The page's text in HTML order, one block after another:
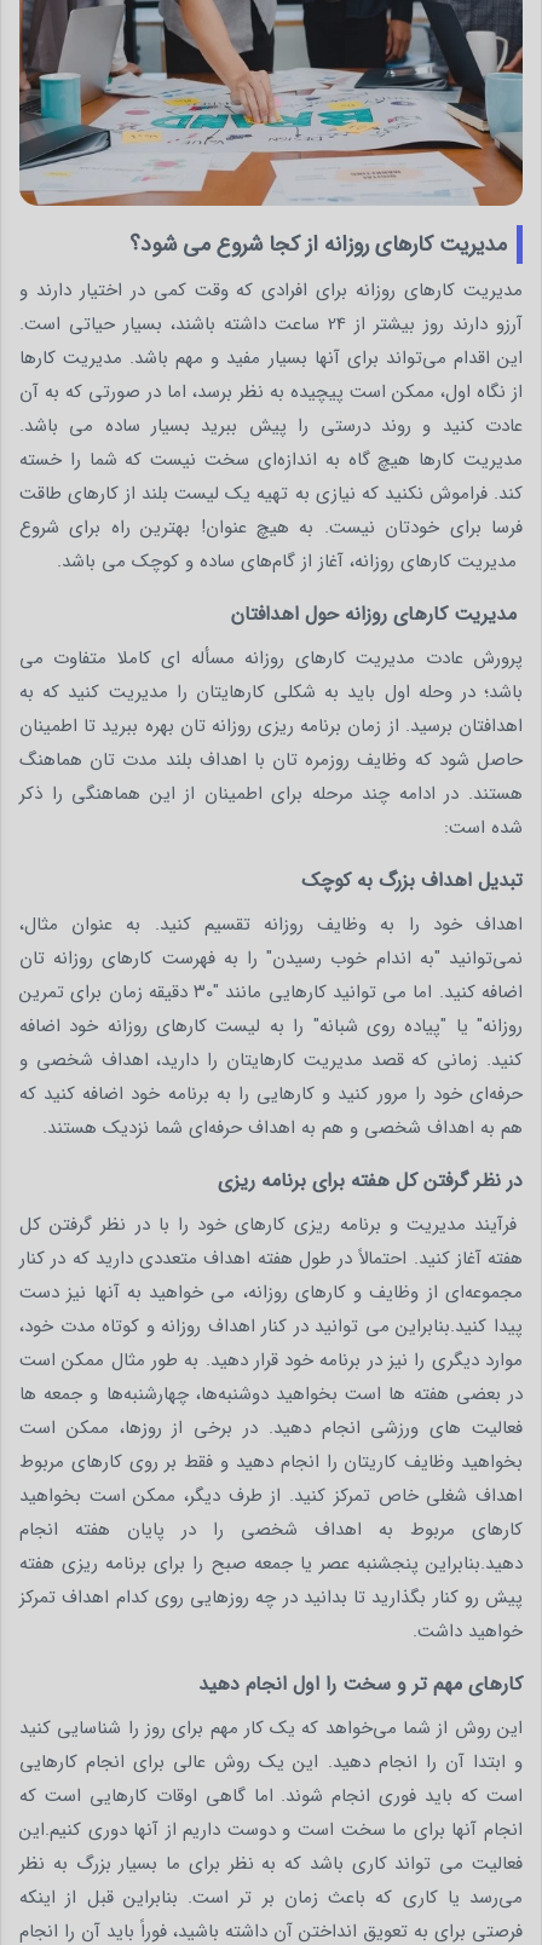
مدیریت کارهای روزانه از کجا شروع می شود؟
مدیریت کارهای روزانه برای افرادی که وقت کمی در اختیار دارند و
آرزو دارند روز بیشتر از 24 ساعت داشته باشند، بسیار حیاتی است.
این اقدام می‌تواند برای آنها بسیار مفید و مهم باشد. مدیریت کارها
از نگاه اول، ممکن است پیچیده به نظر برسد، اما در صورتی که به آن
عادت کنید و روند درستی را پیش ببرید بسیار ساده می باشد.
مدیریت کارها هیچ‌ گاه به اندازه‌ای سخت نیست که شما را خسته
کند. فراموش نکنید که نیازی به تهیه یک لیست بلند از کارهای طاقت
‌فرسا برای خودتان نیست. به هیچ عنوان! بهترین راه برای شروع
مدیریت کارهای روزانه، آغاز از گام‌های ساده و کوچک می باشد.
مدیریت کارهای روزانه حول اهدافتان
پرورش عادت مدیریت کارهای روزانه مسأله ‌ای کاملا متفاوت می
باشد؛ در وحله اول باید به شکلی کارهایتان را مدیریت کنید که به
اهدافتان برسید. از زمان برنامه ‌ریزی روزانه‌ تان بهره ببرید تا اطمینان
حاصل شود که وظایف روزمره ‌تان با اهداف بلند مدت ‌تان هماهنگ
هستند. در ادامه چند مرحله برای اطمینان از این هماهنگی را ذکر
شده است:
تبدیل اهداف بزرگ به کوچک
اهداف خود را به وظایف روزانه تقسیم کنید. به عنوان مثال،
نمی‌توانید "به اندام خوب رسیدن" را به فهرست کارهای روزانه‌ تان
اضافه کنید. اما می‌ توانید کارهایی مانند "۳۰ دقیقه زمان برای تمرین
روزانه" یا "پیاده ‌روی شبانه" را به لیست کارهای روزانه خود اضافه
کنید. زمانی که قصد مدیریت کارهایتان را دارید، اهداف شخصی و
حرفه‌ای خود را مرور کنید و کارهایی را به برنامه خود اضافه کنید که
هم به اهداف شخصی و هم به اهداف حرفه‌ای شما نزدیک هستند.
در نظر گرفتن کل هفته برای برنامه ریزی
فرآیند مدیریت و برنامه ریزی کارهای خود را با در نظر گرفتن کل
هفته آغاز کنید. احتمالاً در طول هفته اهداف متعددی دارید که در کنار
مجموعه‌ای از وظایف و کارهای روزانه، می خواهید به آنها نیز دست
پیدا کنید.بنابراین می توانید در کنار اهداف روزانه و کوتاه مدت خود،
موارد دیگری را نیز در برنامه خود قرار دهید. به طور مثال ممکن است
در بعضی هفته ها است بخواهید دوشنبه‌ها، چهارشنبه‌ها و جمعه ‌ها
فعالیت های ورزشی انجام دهید. در برخی از روزها، ممکن است
بخواهید وظایف کاریتان را انجام دهید و فقط بر روی کارهای مربوط
اهداف شغلی خاص تمرکز کنید. از طرف دیگر، ممکن است بخواهید
کارهای مربوط به اهداف شخصی را در پایان هفته انجام
دهید.بنابراین پنجشنبه عصر یا جمعه صبح را برای برنامه ریزی هفته
پیش رو کنار بگذارید تا بدانید در چه روزهایی روی کدام اهداف تمرکز
خواهید داشت.
کارهای مهم تر و سخت را اول انجام دهید
این روش از شما می‌خواهد که یک کار مهم برای روز را شناسایی کنید
و ابتدا آن را انجام دهید. این یک روش عالی برای انجام کارهایی
است که باید فوری انجام شوند. اما گاهی اوقات کارهایی است که
انجام آنها برای ما سخت است و دوست داریم از آنها دوری کنیم.این
فعالیت می ‌تواند کاری باشد که به نظر برای ما بسیار بزرگ به نظر
می‌رسد یا کاری که باعث زمان بر تر است. بنابراین قبل از اینکه
فرصتی برای به تعویق انداختن آن داشته باشید، فوراً باید آن را انجام